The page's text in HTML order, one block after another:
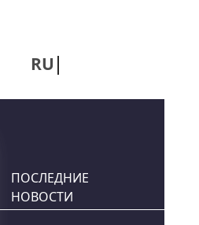
RU
ПОСЛЕДНИЕ
НОВОСТИ